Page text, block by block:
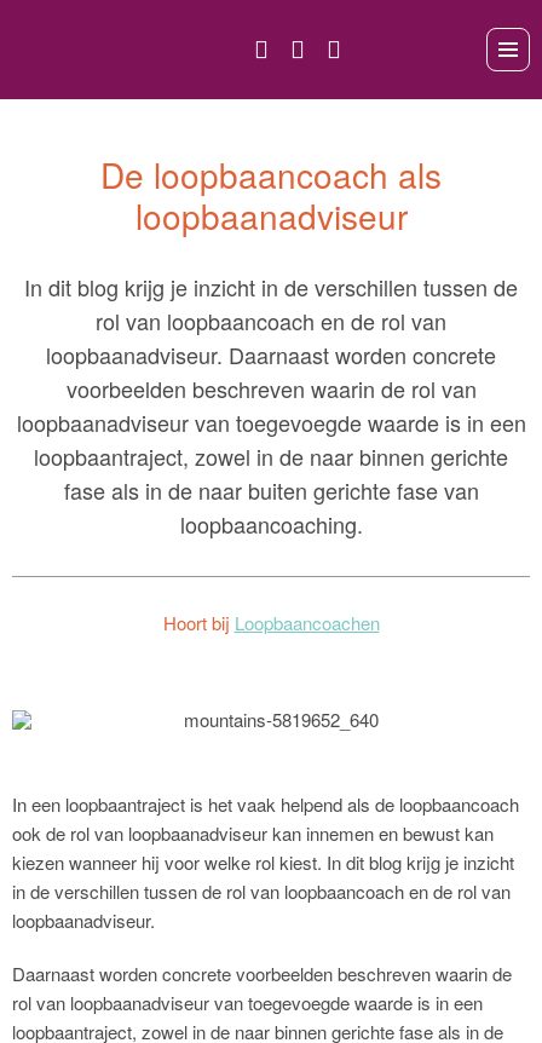
De loopbaancoach als
loopbaanadviseur
In dit blog krijg je inzicht in de verschillen tussen de
rol van loopbaancoach en de rol van
loopbaanadviseur. Daarnaast worden concrete
voorbeelden beschreven waarin de rol van
loopbaanadviseur van toegevoegde waarde is in een
loopbaantraject, zowel in de naar binnen gerichte
fase als in de naar buiten gerichte fase van
loopbaancoaching.
Hoort bij Loopbaancoachen
In een loopbaantraject is het vaak helpend als de loopbaancoach
ook de rol van loopbaanadviseur kan innemen en bewust kan
kiezen wanneer hij voor welke rol kiest. In dit blog krijg je inzicht
in de verschillen tussen de rol van loopbaancoach en de rol van
loopbaanadviseur.
Daarnaast worden concrete voorbeelden beschreven waarin de
rol van loopbaanadviseur van toegevoegde waarde is in een
loopbaantraject, zowel in de naar binnen gerichte fase als in de